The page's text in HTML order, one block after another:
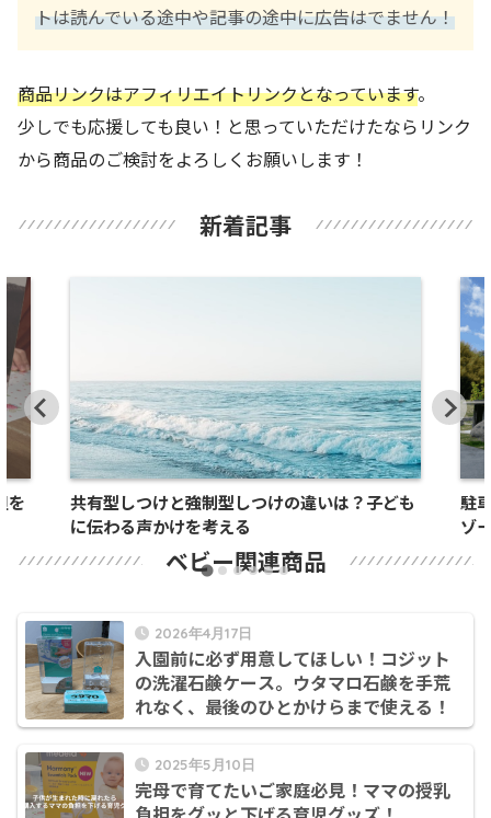
トは読んでいる途中や記事の途中に広告はでません！
商品リンクはアフィリエイトリンクとなっています。
少しでも応援しても良い！と思っていただけたならリンク
から商品のご検討をよろしくお願いします！
新着記事
を
共有型しつけと強制型しつけの違いは？子ども
に伝わる声かけを考える
駐
ゾ
ピ
ベビー関連商品
2026年4月17日
入園前に必ず用意してほしい！コジット
の洗濯石鹸ケース。ウタマロ石鹸を手荒
れなく、最後のひとかけらまで使える！
2025年5月10日
完母で育てたいご家庭必見！ママの授乳